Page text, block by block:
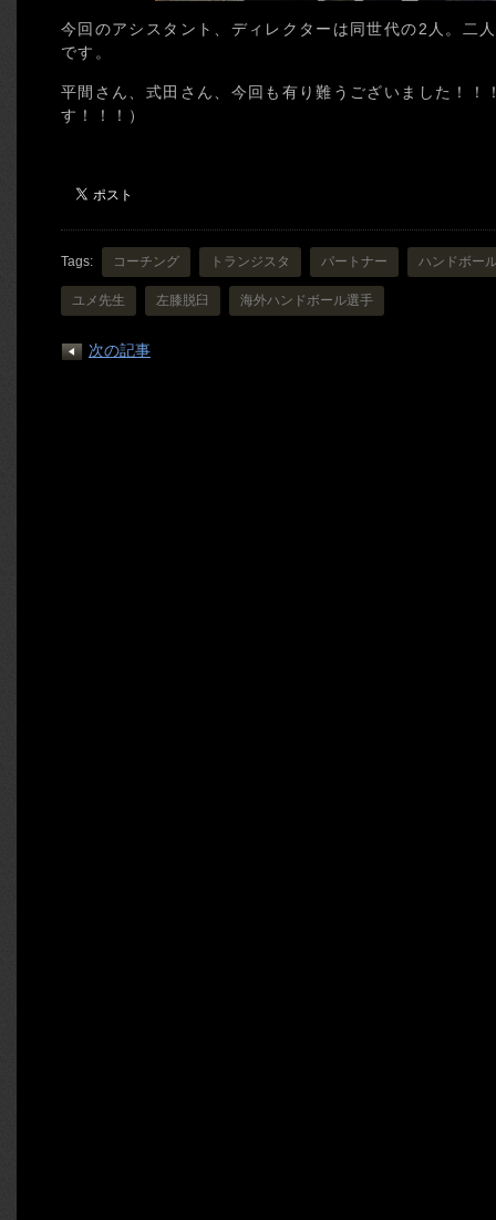
今回のアシスタント、ディレクターは同世代の2人。二
です。
平間さん、式田さん、今回も有り難うございました！！
す！！！）
Tags: コーチング トランジスタ パートナー ハンドボー
ユメ先生 左膝脱臼 海外ハンドボール選手
次の記事